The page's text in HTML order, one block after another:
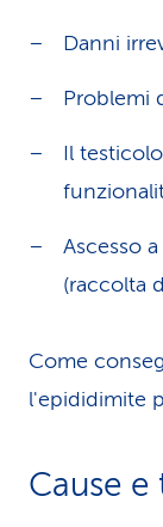
Danni
Problemi
Il
Ascesso
(raccolta
Come
l'epididimite
Cause